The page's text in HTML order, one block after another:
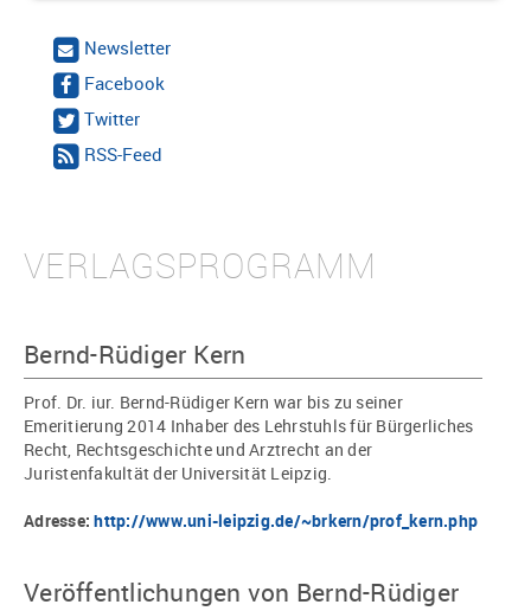
Newsletter
Facebook
Twitter
RSS-Feed
VERLAGSPROGRAMM
Bernd-Rüdiger Kern
Prof. Dr. iur. Bernd-Rüdiger Kern war bis zu seiner
Emeritierung 2014 Inhaber des Lehrstuhls für Bürgerliches
Recht, Rechtsgeschichte und Arztrecht an der
Juristenfakultät der Universität Leipzig.
Adresse:http://www.uni-leipzig.de/~brkern/prof_kern.php
Veröffentlichungen von Bernd-Rüdiger